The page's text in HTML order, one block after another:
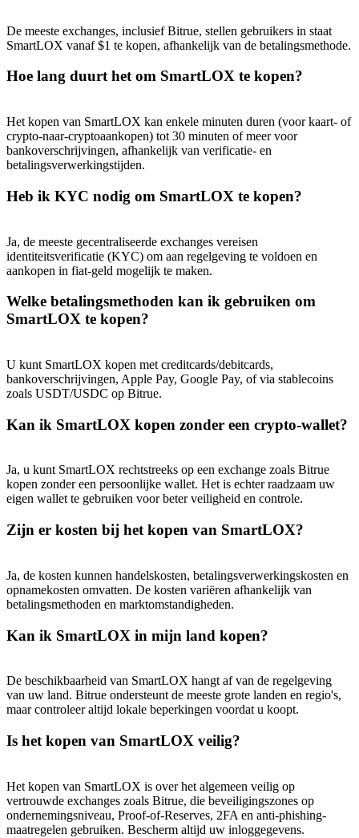
Deposit & Trade BTC to Share 25000 USDT prize pool!
Deposit CASHCAT & Win
Register & Trade to Win 500,000 USDT
Precious Metals Trading Carnival
USDT New User Exclusive 10% APR
BTC New User Exclusive: 6.5% APR
BTC Flexible Staking | Daily Rewards
Win prijzen en exclusieve beloningen
Log inAanmelden
De meeste exchanges, inclusief Bitrue, stellen gebruikers in staat
SmartLOX vanaf $1 te kopen, afhankelijk van de betalingsmethode.
Hoe lang duurt het om SmartLOX te kopen?
Het kopen van SmartLOX kan enkele minuten duren (voor kaart- of
crypto-naar-cryptoaankopen) tot 30 minuten of meer voor
bankoverschrijvingen, afhankelijk van verificatie- en
betalingsverwerkingstijden.
Heb ik KYC nodig om SmartLOX te kopen?
Ja, de meeste gecentraliseerde exchanges vereisen
identiteitsverificatie (KYC) om aan regelgeving te voldoen en
aankopen in fiat-geld mogelijk te maken.
Welke betalingsmethoden kan ik gebruiken om
SmartLOX te kopen?
U kunt SmartLOX kopen met creditcards/debitcards,
bankoverschrijvingen, Apple Pay, Google Pay, of via stablecoins
zoals USDT/USDC op Bitrue.
Kan ik SmartLOX kopen zonder een crypto-wallet?
Ja, u kunt SmartLOX rechtstreeks op een exchange zoals Bitrue
kopen zonder een persoonlijke wallet. Het is echter raadzaam uw
eigen wallet te gebruiken voor beter veiligheid en controle.
Zijn er kosten bij het kopen van SmartLOX?
Ja, de kosten kunnen handelskosten, betalingsverwerkingskosten en
opnamekosten omvatten. De kosten variëren afhankelijk van
betalingsmethoden en marktomstandigheden.
Kan ik SmartLOX in mijn land kopen?
De beschikbaarheid van SmartLOX hangt af van de regelgeving
van uw land. Bitrue ondersteunt de meeste grote landen en regio's,
maar controleer altijd lokale beperkingen voordat u koopt.
Is het kopen van SmartLOX veilig?
Het kopen van SmartLOX is over het algemeen veilig op
vertrouwde exchanges zoals Bitrue, die beveiligingszones op
ondernemingsniveau, Proof-of-Reserves, 2FA en anti-phishing-
maatregelen gebruiken. Bescherm altijd uw inloggegevens.